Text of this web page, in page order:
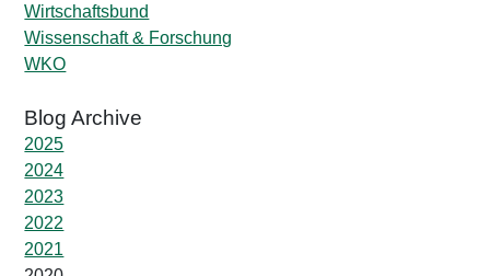
Wirtschaftsbund
Wissenschaft & Forschung
WKO
2025
2024
2023
2022
2021